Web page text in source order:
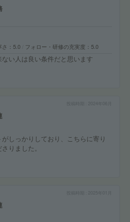
さ 5.0 フォロー・研修の充実度 5.0
い人は良い条件だと思います
2024年06月
しっかりしており、こちらに寄り
りました。
2025年01月